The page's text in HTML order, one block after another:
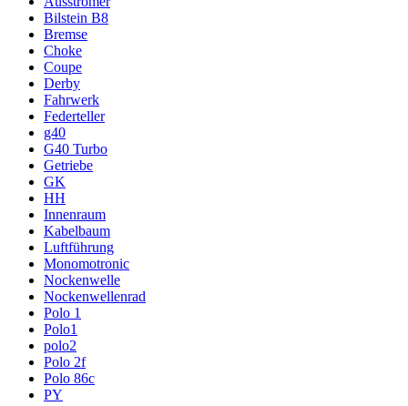
Bilstein B8
Bremse
Choke
Coupe
Derby
Fahrwerk
Federteller
g40
G40 Turbo
Getriebe
GK
HH
Innenraum
Kabelbaum
Luftführung
Monomotronic
Nockenwelle
Nockenwellenrad
Polo 1
Polo1
polo2
Polo 2f
Polo 86c
PY